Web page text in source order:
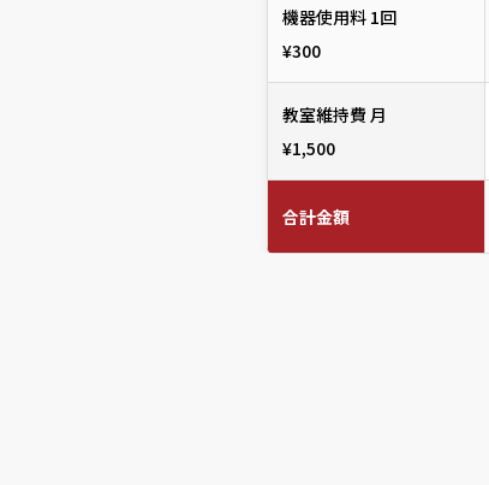
機器使用料 1回
¥300
教室維持費 月
¥1,500
合計金額